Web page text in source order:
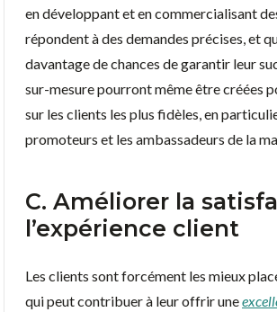
en développant et en commercialisant
répondent à des demandes précises, et
davantage de chances de garantir leur
sur-mesure pourront même être créées
sur les clients les plus fidèles, en
promoteurs et les ambassadeurs de la
C. Améliorer la
l’expérience client
Les clients sont forcément les mieux
qui peut contribuer à leur offrir une